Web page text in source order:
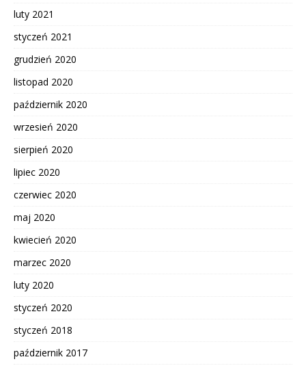
luty 2021
styczeń 2021
grudzień 2020
listopad 2020
październik 2020
wrzesień 2020
sierpień 2020
lipiec 2020
czerwiec 2020
maj 2020
kwiecień 2020
marzec 2020
luty 2020
styczeń 2020
styczeń 2018
październik 2017